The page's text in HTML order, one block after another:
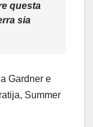
questa
sia
Gardner e
Summer